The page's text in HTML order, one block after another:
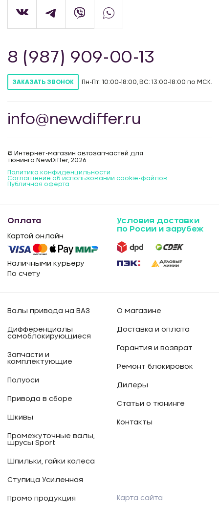
8 (987) 909-00-13
ЗАКАЗАТЬ ЗВОНОК Пн-Пт: 10:00-18:00, ВС: 13:00-18:00 по МСК.
info@newdiffer.ru
© Интернет-магазин автозапчастей для
тюнинга NewDiffer, 2026
Политика конфиденцильности
Соглашение об использовании cookie-файлов
Публичная оферта
Оплата
Картой онлайн
Наличными курьеру
По счету
Условия доставки
по Росии и зарубеж
Валы привода на ВАЗ
Дифференциалы
самоблокирующиеся
Запчасти и
комплектующие
Полуоси
Привода в сборе
Шкивы
Промежуточные валы,
шрусы Sport
Шпильки, гайки колеса
Ступица Усиленная
Промо продукция
О магазине
Доставка и оплата
Гарантия и возврат
Ремонт блокировок
Дилеры
Статьи о тюнинге
Контакты
Карта сайта